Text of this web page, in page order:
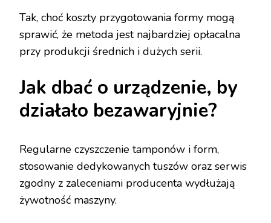
Tak, choć koszty przygotowania formy mogą
sprawić, że metoda jest najbardziej opłacalna
przy produkcji średnich i dużych serii.
Jak dbać o urządzenie, by
działało bezawaryjnie?
Regularne czyszczenie tamponów i form,
stosowanie dedykowanych tuszów oraz serwis
zgodny z zaleceniami producenta wydłużają
żywotność maszyny.